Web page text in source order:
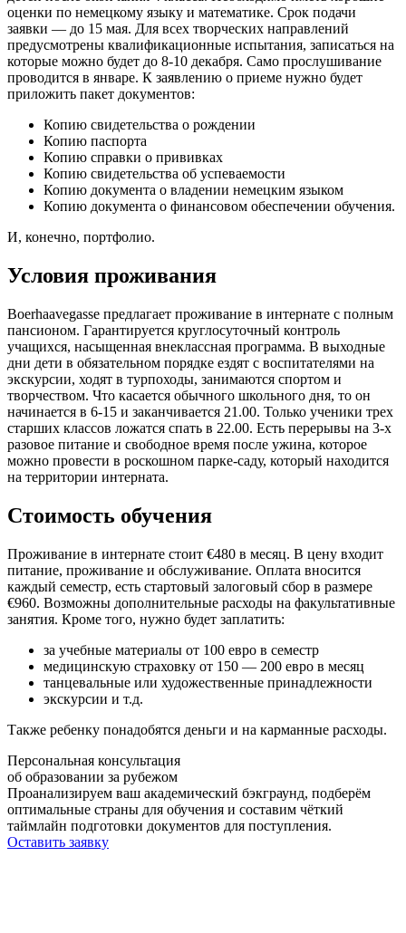
оценки по немецкому языку и математике. Срок подачи
заявки — до 15 мая. Для всех творческих направлений
предусмотрены квалификационные испытания, записаться на
которые можно будет до 8-10 декабря. Само прослушивание
проводится в январе. К заявлению о приеме нужно будет
приложить пакет документов:
Копию свидетельства о рождении
Копию паспорта
Копию справки о прививках
Копию свидетельства об успеваемости
Копию документа о владении немецким языком
Копию документа о финансовом обеспечении обучения.
И, конечно, портфолио.
Условия проживания
Boerhaavegasse предлагает проживание в интернате с полным
пансионом. Гарантируется круглосуточный контроль
учащихся, насыщенная внеклассная программа. В выходные
дни дети в обязательном порядке ездят с воспитателями на
экскурсии, ходят в турпоходы, занимаются спортом и
творчеством. Что касается обычного школьного дня, то он
начинается в 6-15 и заканчивается 21.00. Только ученики трех
старших классов ложатся спать в 22.00. Есть перерывы на 3-х
разовое питание и свободное время после ужина, которое
можно провести в роскошном парке-саду, который находится
на территории интерната.
Стоимость обучения
Проживание в интернате стоит €480 в месяц. В цену входит
питание, проживание и обслуживание. Оплата вносится
каждый семестр, есть стартовый залоговый сбор в размере
€960. Возможны дополнительные расходы на факультативные
занятия. Кроме того, нужно будет заплатить:
за учебные материалы от 100 евро в семестр
медицинскую страховку от 150 — 200 евро в месяц
танцевальные или художественные принадлежности
экскурсии и т.д.
Также ребенку понадобятся деньги и на карманные расходы.
Персональная консультация
об образовании за рубежом
Проанализируем ваш академический бэкграунд, подберём
оптимальные страны для обучения и составим чёткий
таймлайн подготовки документов для поступления.
Оставить заявку